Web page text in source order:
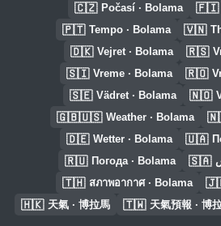
🇨🇿 Počasí · Bolama 🇫🇮
🇵🇹 Tempo · Bolama 🇻🇳
🇩🇰 Vejret · Bolama 🇷🇸
🇸🇮 Vreme · Bolama 🇷🇴
🇸🇪 Vädret · Bolama 🇳🇴
🇬🇧🇺🇸 Weather · Bolama
🇩🇪 Wetter · Bolama 🇺🇦
🇷🇺 Погода · Bolama 🇸🇦
🇹🇭 สภาพอากาศ · Bolama
🇭🇰 天氣 · 博拉馬 🇹🇼 天氣預報 · 博